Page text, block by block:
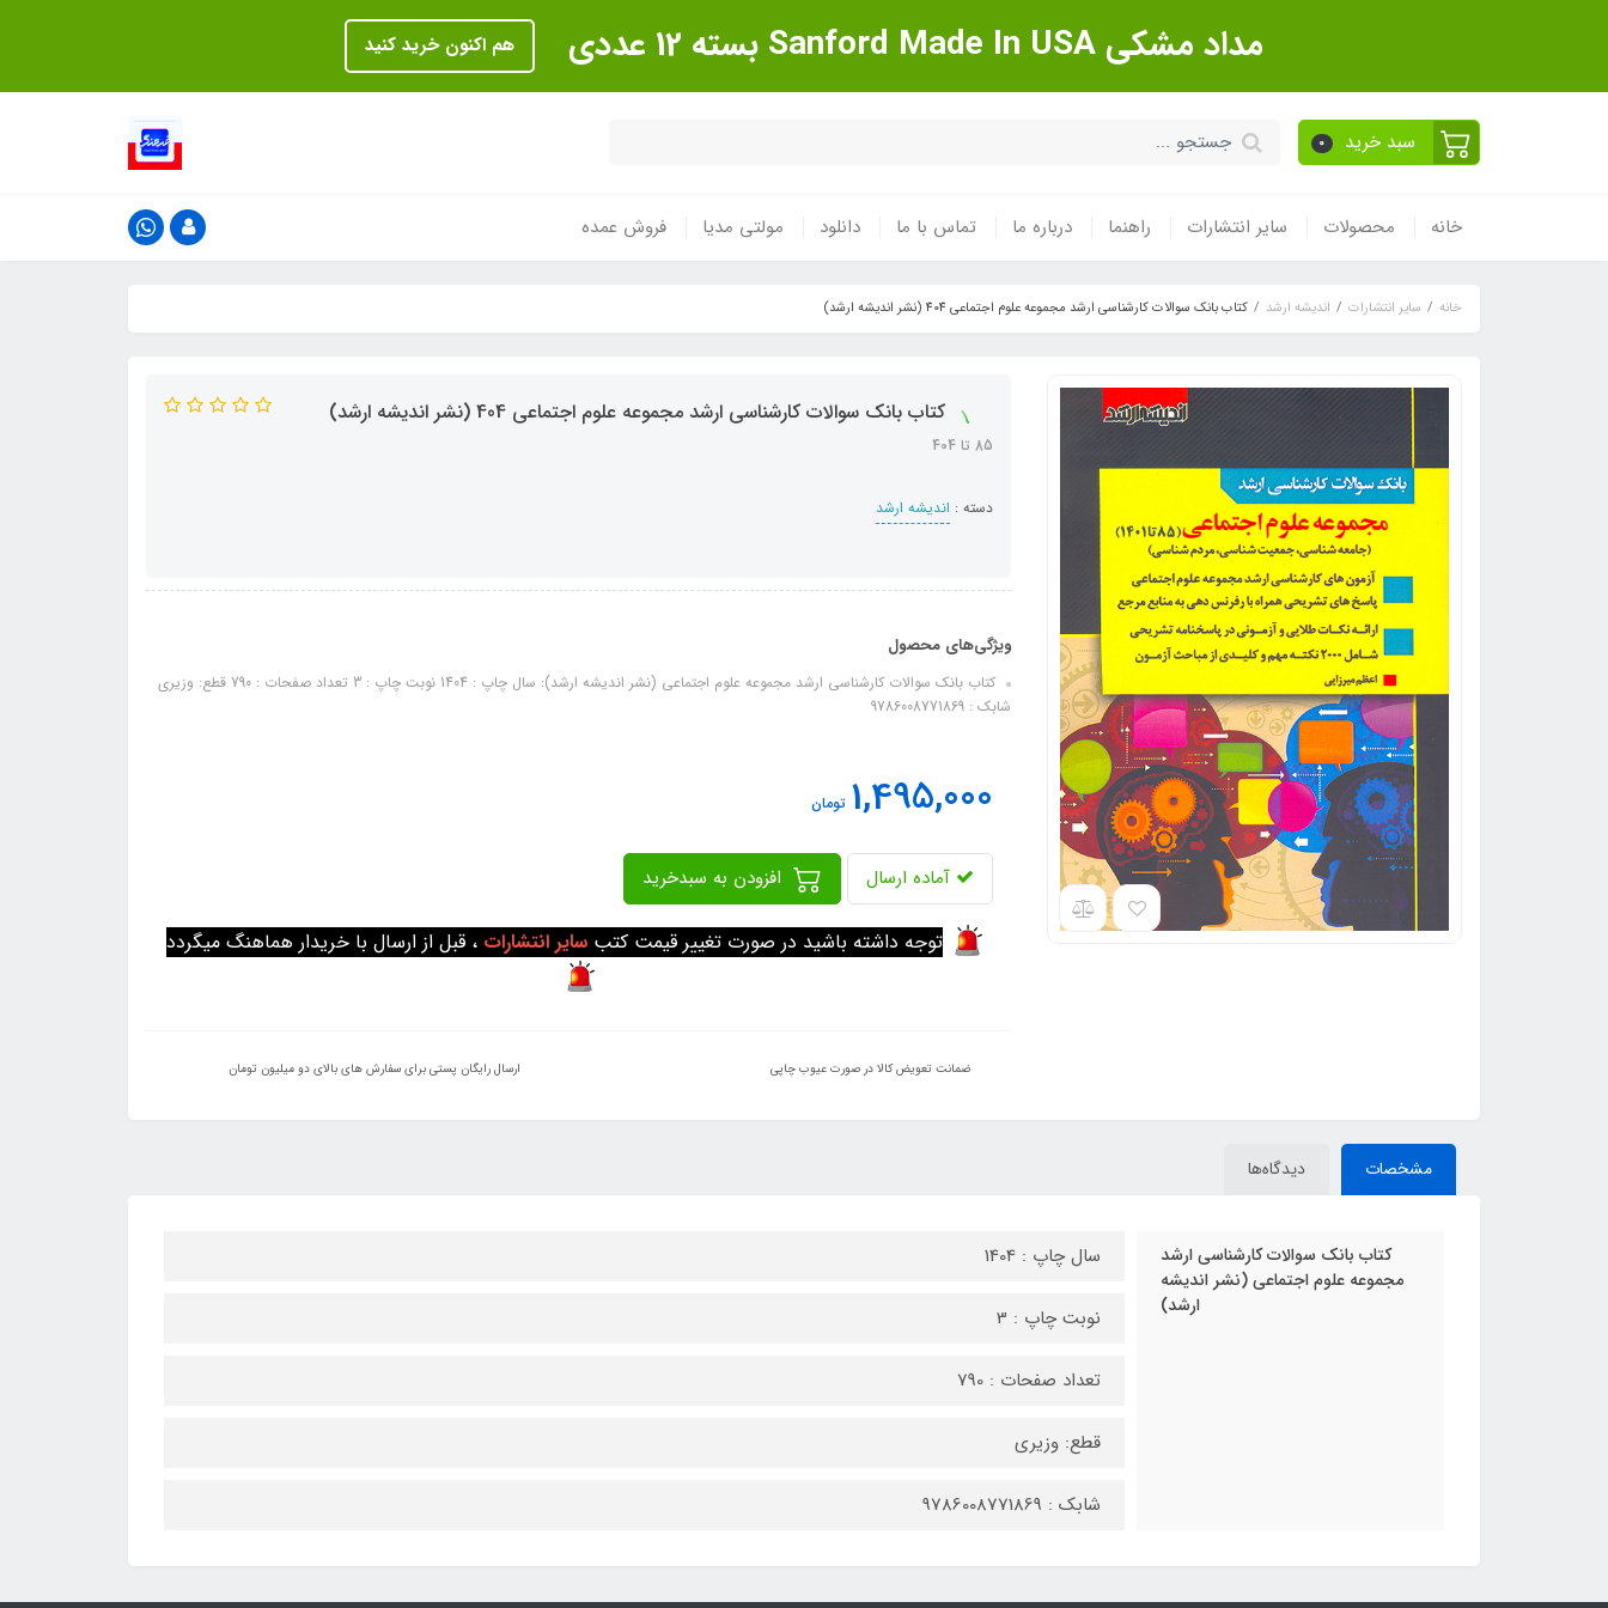
مداد مشکی Sanford Made In USA بسته 12 عددی هم اکنون خرید کنید
سبد خرید 0
خانه محصولات سایر انتشارات راهنما درباره ما تماس با ما دانلود مولتی مدیا فروش عمده
خانه سایر انتشارات اندیشه ارشد کتاب بانک سوالات کارشناسی ارشد مجموعه علوم اجتماعی 404 (نشر اندیشه ارشد)
کتاب بانک سوالات کارشناسی ارشد مجموعه علوم اجتماعی 404 (نشر اندیشه ارشد)
85 تا 404
دسته : اندیشه ارشد
ویژگی‌های محصول
کتاب بانک سوالات کارشناسی ارشد مجموعه علوم اجتماعی (نشر اندیشه ارشد): سال چاپ : 1404 نوبت چاپ : 3 تعداد صفحات : 790 قطع: وزیری
شابک : 9786008771869
1,495,000 تومان
آماده ارسال
توجه داشته باشید در صورت تغییر قیمت کتب سایر انتشارات ، قبل از ارسال با خریدار هماهنگ میگردد
ضمانت تعویض کالا در صورت عیوب چاپی ارسال رایگان پستی برای سفارش های بالای دو میلیون تومان
مشخصات دیدگاه‌ها
کتاب بانک سوالات کارشناسی ارشد
مجموعه علوم اجتماعی (نشر اندیشه
ارشد)
سال چاپ : 1404
نوبت چاپ : 3
تعداد صفحات : 790
قطع: وزیری
شابک : 9786008771869